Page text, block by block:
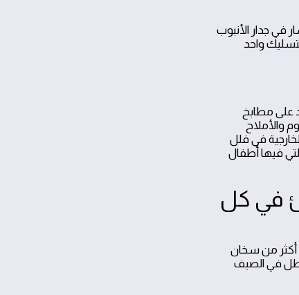
في جدار الأنبوب
واحد
على مطابخ
والأملاح
في فلل
فيها أطفال
في كل
أكثر من سخان
في الصيف